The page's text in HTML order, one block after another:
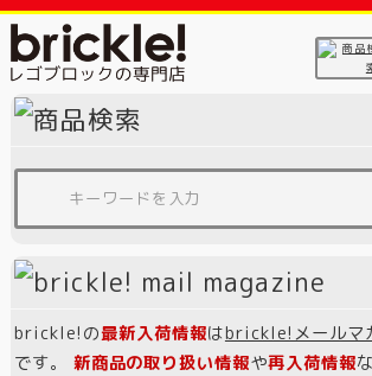
brickle!の最新入荷情報はbrickle!メールマ
です。 新商品の取り扱い情報や再入荷情報